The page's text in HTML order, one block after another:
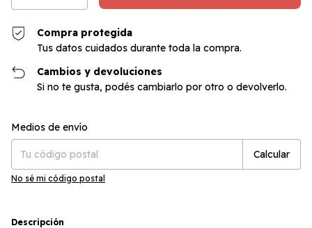
Compra protegida
Tus datos cuidados durante toda la compra.
Cambios y devoluciones
Si no te gusta, podés cambiarlo por otro o devolverlo.
Entregas para el CP:
Medios de envío
Calcular
No sé mi código postal
Descripción